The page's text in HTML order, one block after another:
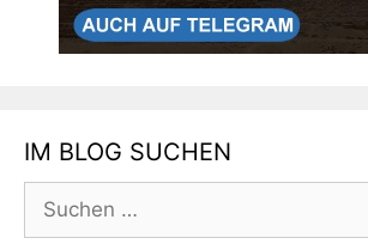
IM BLOG SUCHEN
Suchen
nach: